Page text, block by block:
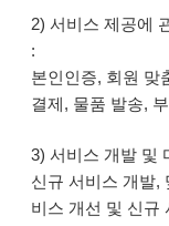
2) 서비스 제공에
:
본인인증, 회원 맞
결제, 물품 발송,
3) 서비스 개발 및
신규 서비스 개발,
비스 개선 및 신규